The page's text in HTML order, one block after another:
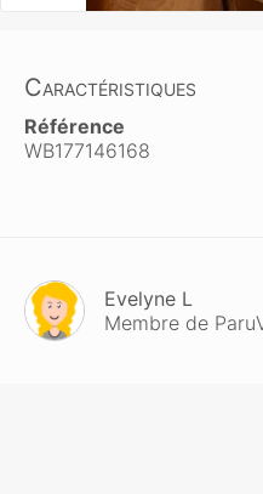
Caractéristiques
Référence
WB177146168
Evelyne L
Membre de